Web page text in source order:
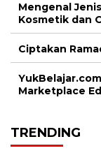
Mengenal
Kosmetik dan
Ciptakan
Marketplace
TRENDING